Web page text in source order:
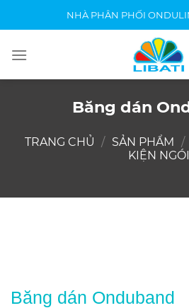
to
NHÀ PHÂN PHỐI
Băng dán
TRANG CHỦ / SẢN PHẨM /
KIỆN NGÓI
Băng dán Onduband